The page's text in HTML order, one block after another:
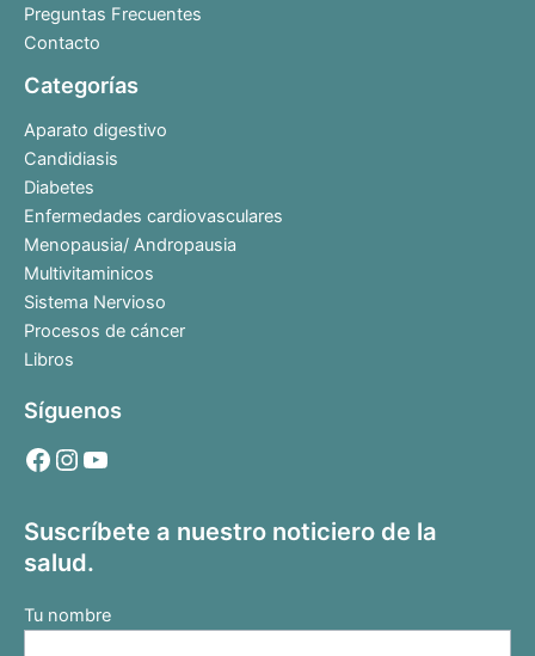
Preguntas Frecuentes
Contacto
Categorías
Aparato digestivo
Candidiasis
Diabetes
Enfermedades cardiovasculares
Menopausia/ Andropausia
Multivitaminicos
Sistema Nervioso
Procesos de cáncer
Libros
Síguenos
Suscríbete a nuestro noticiero de la
salud.
Tu nombre